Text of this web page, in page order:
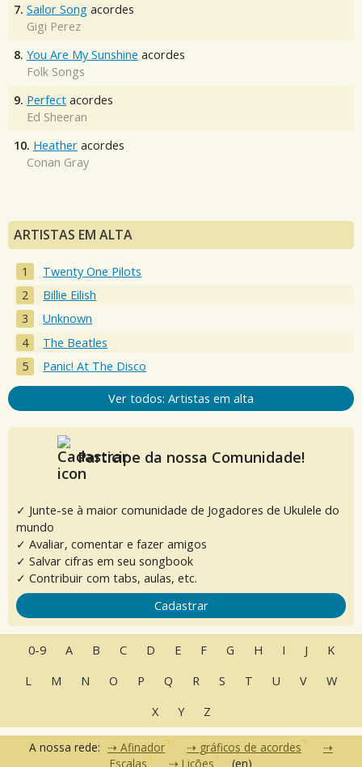
7. Sailor Song acordes
Gigi Perez
8. You Are My Sunshine acordes
Folk Songs
9. Perfect acordes
Ed Sheeran
10. Heather acordes
Conan Gray
ARTISTAS EM ALTA
Twenty One Pilots
Billie Eilish
Unknown
The Beatles
Panic! At The Disco
Ver todos: Artistas em alta
Participe da nossa Comunidade!
✓ Junte-se à maior comunidade de Jogadores de Ukulele do
mundo
✓ Avaliar, comentar e fazer amigos
✓ Salvar cifras em seu songbook
✓ Contribuir com tabs, aulas, etc.
Cadastrar
0-9 A B C D E F G H I J
K
L
M N O P Q R S T U V
W
X
Y Z
A nossa rede: Afinador
gráficos de acordes
Escalas
Lições (en)